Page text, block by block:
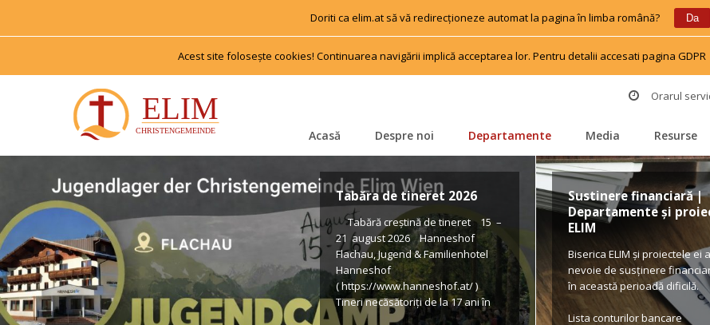
Doriti ca elim.at să vă redirecționeze automat la pagina în limba română? Da
Acest site foloseşte cookies! Continuarea navigării implică acceptarea lor. Pentru detalii accesati pagina GDPR
Orarul
Acasă Despre noi Departamente Media Resurse
Tabăra de tineret 2026
Tabără creștină de tineret 15 –
21 august 2026 Hanneshof
Flachau, Jugend & Familienhotel
Hanneshof
( https://www.hanneshof.at/ )
Tineri necăsătoriți de la 17 ani în
us € 420/ p.P. (inclusiv
Sustinere financiară |
Departamente și
ELIM
Biserica ELIM și proiectele ei
nevoie de susținere
în această perioadă dificilă.
Lista conturilor bancare